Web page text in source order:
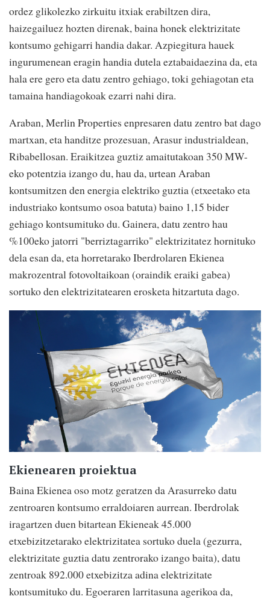
ordez glikolezko zirkuitu itxiak erabiltzen dira,
haizegailuez hozten direnak, baina honek elektrizitate
kontsumo gehigarri handia dakar. Azpiegitura hauek
ingurumenean eragin handia dutela eztabaidaezina da, eta
hala ere gero eta datu zentro gehiago, toki gehiagotan eta
tamaina handiagokoak ezarri nahi dira.
Araban, Merlin Properties enpresaren datu zentro bat dago
martxan, eta handitze prozesuan, Arasur industrialdean,
Ribabellosan. Eraikitzea guztiz amaitutakoan 350 MW-
eko potentzia izango du, hau da, urtean Araban
kontsumitzen den energia elektriko guztia (etxeetako eta
industriako kontsumo osoa batuta) baino 1,15 bider
gehiago kontsumituko du. Gainera, datu zentro hau
%100eko jatorri "berriztagarriko" elektrizitatez hornituko
dela esan da, eta horretarako Iberdrolaren Ekienea
makrozentral fotovoltaikoan (oraindik eraiki gabea)
sortuko den elektrizitatearen erosketa hitzartuta dago.
Ekienearen proiektua
Baina Ekienea oso motz geratzen da Arasurreko datu
zentroaren kontsumo erraldoiaren aurrean. Iberdrolak
iragartzen duen bitartean Ekieneak 45.000
etxebizitzetarako elektrizitatea sortuko duela (gezurra,
elektrizitate guztia datu zentrorako izango baita), datu
zentroak 892.000 etxebizitza adina elektrizitate
kontsumituko du. Egoeraren larritasuna agerikoa da,